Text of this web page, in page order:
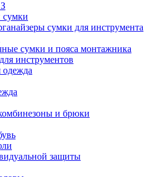
сумки
сумки для инструмента
сумки и пояса монтажника
инструментов
одежда
и брюки
защиты